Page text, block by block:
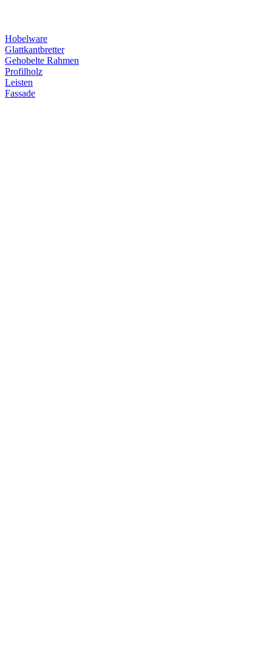
Hobelware
Glattkantbretter
Gehobelte Rahmen
Profilholz
Leisten
Fassade